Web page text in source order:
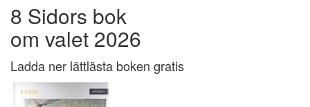
8 Sidors bok
om valet 2026
Ladda ner lättlästa boken gratis